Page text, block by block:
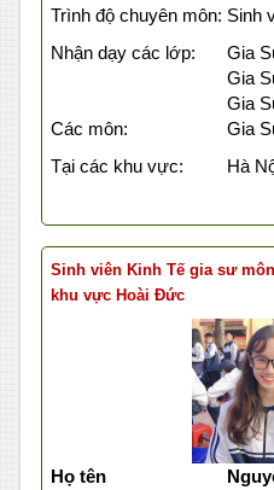
Trình độ chuyên môn: Sinh
Nhận dạy các lớp:
Gia
Gia
Gia
Các môn:
Gia
Tại các khu vực:
Hà
Sinh viên Kinh Tế gia sư
khu vực Hoài Đức
Họ tên